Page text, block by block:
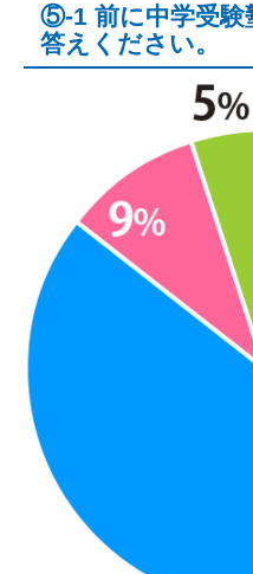
⑤-1 前に中学受験
答えください。